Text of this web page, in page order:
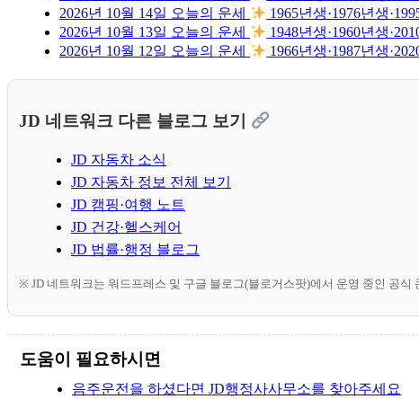
2026년 10월 14일 오늘의 운세
1965년생·1976년생
2026년 10월 13일 오늘의 운세
1948년생·1960년생
2026년 10월 12일 오늘의 운세
1966년생·1987년생
JD 네트워크 다른 블로그 보기
JD 자동차 소식
JD 자동차 정보 전체 보기
JD 캠핑·여행 노트
JD 건강·헬스케어
JD 법률·행정 블로그
※ JD 네트워크는 워드프레스 및 구글 블로그(블로거스팟)에서 운영 중인 공식
도움이 필요하시면
음주운전을 하셨다면 JD행정사사무소를 찾아주세요